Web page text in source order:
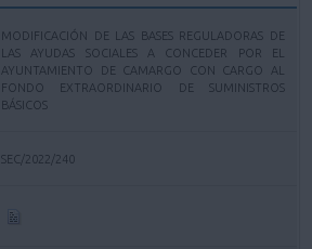
MODIFICACIÓN DE LAS BASES REGULADORAS DE
LAS AYUDAS SOCIALES A CONCEDER POR EL
AYUNTAMIENTO DE CAMARGO CON CARGO AL
FONDO EXTRAORDINARIO DE SUMINISTROS
BÁSICOS
SEC/2022/240